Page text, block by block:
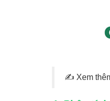
✍ Xem